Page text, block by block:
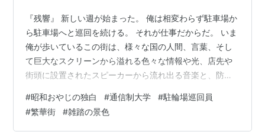
『残響』 新しい週が始まった。 俺は相変わらず駐車場か
ら駐車場へと巡回を続ける。 それが仕事だからだ。 いま
俺が歩いているこの街は、様々な国の人間、言葉、そし
て巨大なスクリーンから溢れる色々な情報や光、店先や
街頭に設置されたスピーカーから流れ出る音楽と、防犯
と人間の洪水は、まるで電車の窓から線路の敷石を眺め
ているようで、昭和おやじの頭では整理が追いつかな
い。 いつもの四つ角、いつも聞こえる大音量の音楽が聞
#昭和おやじの独白 #通信制大学 #駐輪場巡回員
#繁華街 #雑踏の景色